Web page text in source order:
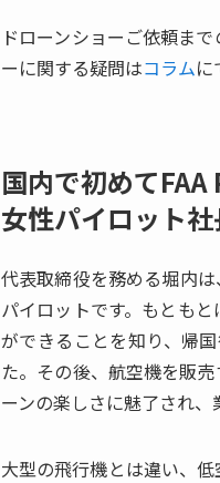
ドローンショーご依頼ま
ーに関する疑問はコラムに
国内で初めて
女性パイロット
代表取締役を務める堀内
パイロットです。もとも
ができることを知り、帰
た。その後、航空機を販
ーンの楽しさに魅了され、
大型の飛行機とは違い、